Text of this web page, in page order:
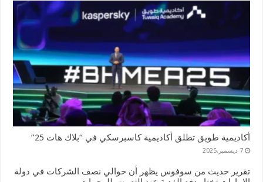
أكاديمية طويق تطلق أكاديمية كاسبرسكي في “بلاك هات 25”
7 ديسمبر,2025
تقرير حديث من سوفوس يظهر أن حوالي نصف الشركات في دولة